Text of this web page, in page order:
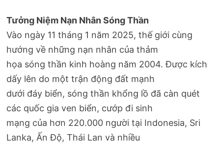
Tưởng Niệm Nạn Nhân Sóng Thần
Vào ngày 11 tháng 1 năm 2025, thế giới cùng
hướng về những nạn nhân của thảm
họa sóng thần kinh hoàng năm 2004. Được kích
dấy lên do một trận động đất mạnh
dưới đáy biển, sóng thần khổng lồ đã càn quét
các quốc gia ven biển, cướp đi sinh
mạng của hơn 220.000 người tại Indonesia, Sri
Lanka, Ấn Độ, Thái Lan và nhiều